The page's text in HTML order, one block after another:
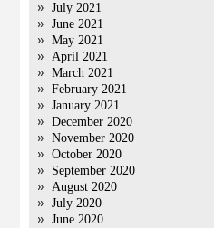
July 2021
June 2021
May 2021
April 2021
March 2021
February 2021
January 2021
December 2020
November 2020
October 2020
September 2020
August 2020
July 2020
June 2020